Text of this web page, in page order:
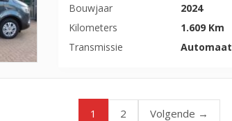
Bouwjaar
2024
Kilometers
1.609 Km
Transmissie
Automaat
1 2 Volgende →